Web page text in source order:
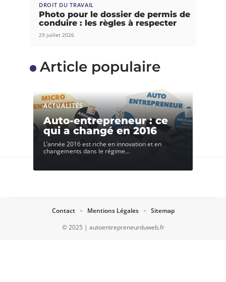
DROIT DU TRAVAIL
Photo pour le dossier de permis de
conduire : les règles à respecter
29 juillet 2026
Article populaire
ACTUALITÉS
Auto-entrepreneur : ce
qui a changé en 2016
L’année 2016 est riche en innovation et en
changements dans le régime…
© 2025 | autoentrepreneurduweb.fr
Contact Mentions Légales Sitemap